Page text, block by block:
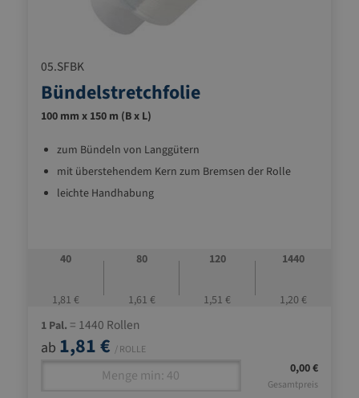
05.SFBK
Bündelstretchfolie
100 mm x 150 m (B x L)
zum Bündeln von Langgütern
mit überstehendem Kern zum Bremsen der Rolle
leichte Handhabung
40
1,81 €
80
1,61 €
120
1,51 €
1440
1,20 €
1 Pal. = 1440 Rollen
ab 1,81 € / ROLLE
0,00 €
Gesamtpreis